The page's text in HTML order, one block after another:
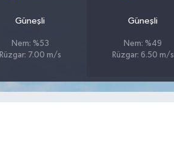
Güneşli
Nem: %53
Rüzgar: 7.00 m/s
Güneşli
Nem: %49
Rüzgar: 6.50 m/s